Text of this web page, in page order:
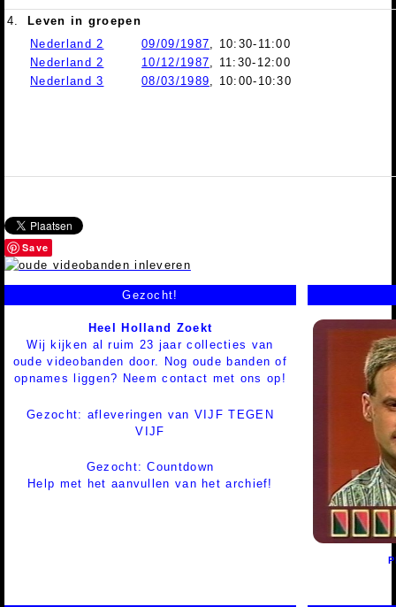
4.
Leven in groepen
Nederland 2
09/09/1987 , 10:30-11:00
Nederland 2
10/12/1987 , 11:30-12:00
Nederland 3
08/03/1989 , 10:00-10:30
Save
Gezocht!
Heel Holland Zoekt
Wij kijken al ruim 23 jaar collecties van
oude videobanden door. Nog oude banden of
opnames liggen? Neem contact met ons op!
Gezocht: afleveringen van VIJF TEGEN
VIJF
Gezocht: Countdown
Help met het aanvullen van het archief!